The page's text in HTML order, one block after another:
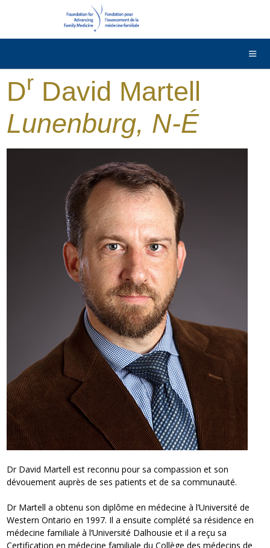
English
Dr David Martell
Lunenburg, N-É
Dr David Martell est reconnu pour sa compassion et son
dévouement auprès de ses patients et de sa communauté.
Dr Martell a obtenu son diplôme en médecine à l’Université de
Western Ontario en 1997. Il a ensuite complété sa résidence en
médecine familiale à l’Université Dalhousie et il a reçu sa
Certification en médecine familiale du Collège des médecins de